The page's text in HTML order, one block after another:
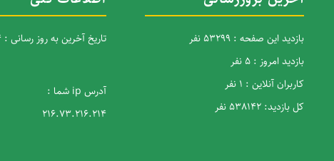
بازدید این صفحه : 53299 نفر
بازدید امروز : 5 نفر
کاربران آنلاین : 1 نفر
کل بازدید: 538142 نفر
تاریخ آخرین به روز رسانی : 1405/05/14 10:32
آدرس ip شما :
216.73.216.214